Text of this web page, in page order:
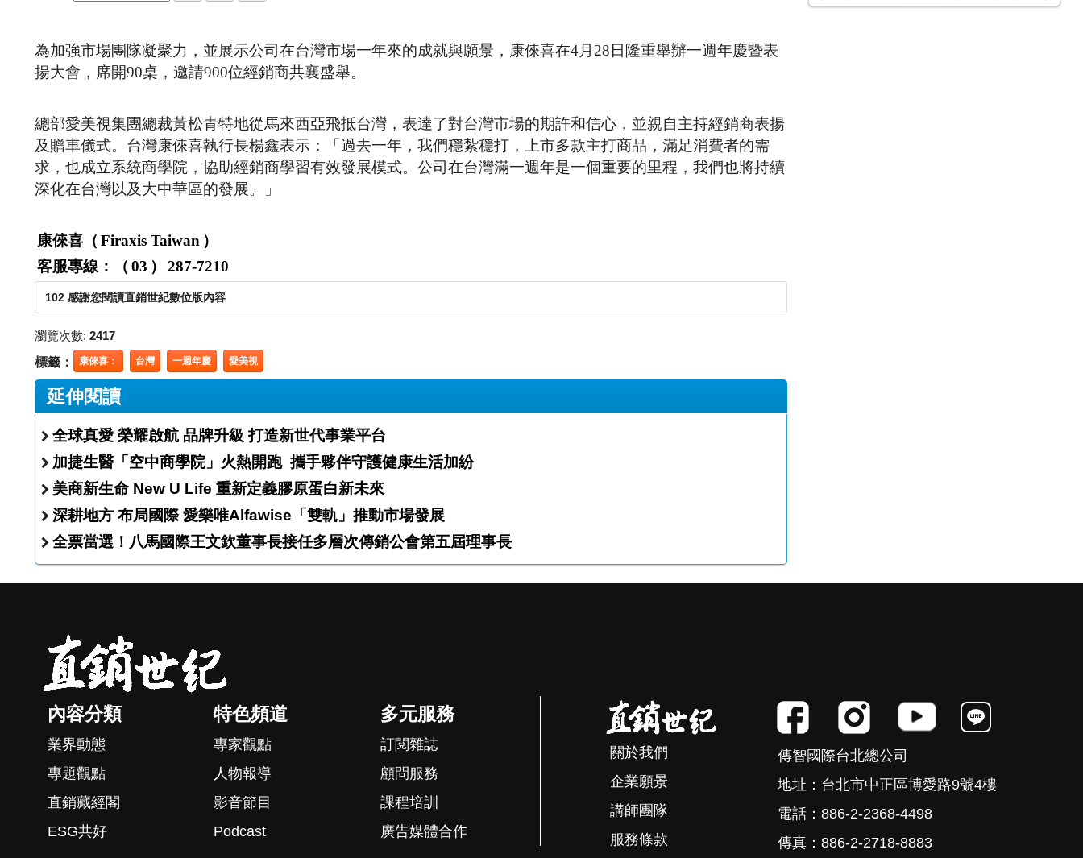
為加強市場團隊凝聚力，並展示公司在台灣市場一年來的成就與願景，康倈喜在4月28日隆重舉辦一週年慶暨表
揚大會，席開90桌，邀請900位經銷商共襄盛舉。
總部愛美視集團總裁黃松青特地從馬來西亞飛抵台灣，表達了對台灣市場的期許和信心，並親自主持經銷商表揚
及贈車儀式。台灣康倈喜執行長楊鑫表示：「過去一年，我們穩紮穩打，上市多款主打商品，滿足消費者的需
求，也成立系統商學院，協助經銷商學習有效發展模式。公司在台灣滿一週年是一個重要的里程，我們也將持續
深化在台灣以及大中華區的發展。」
康倈喜（ Firaxis Taiwan ）
客服專線：（ 03 ） 287-7210
102 感謝您閱讀直銷世紀數位版內容
瀏覽次數: 2417
標籤： 康倈喜： 台灣 一週年慶 愛美視
延伸閱讀
全球真愛 榮耀啟航 品牌升級 打造新世代事業平台
加捷生醫「空中商學院」火熱開跑 攜手夥伴守護健康生活加紛
美商新生命 New U Life 重新定義膠原蛋白新未來
深耕地方 布局國際 愛樂唯Alfawise「雙軌」推動市場發展
全票當選！八馬國際王文欽董事長接任多層次傳銷公會第五屆理事長
內容分類
業界動態
專題觀點
直銷藏經閣
ESG共好
特色頻道
專家觀點
人物報導
影音節目
Podcast
多元服務
訂閱雜誌
顧問服務
課程培訓
廣告媒體合作
關於我們
企業願景
講師團隊
服務條款
傳智國際台北總公司
地址：台北市中正區博愛路9號4樓
電話：886-2-2368-4498
傳真：886-2-2718-8883